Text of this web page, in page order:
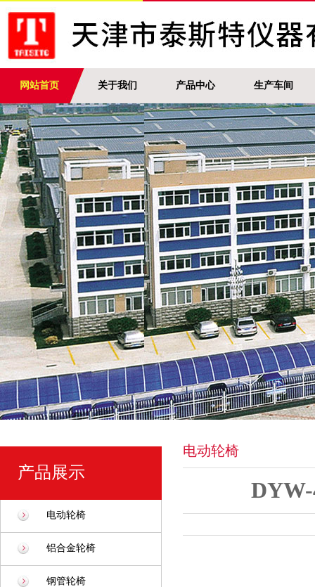
网站首页 关于我们 产品中心 生产车间
产品展示
电动轮椅
铝合金轮椅
钢管轮椅
电动轮椅